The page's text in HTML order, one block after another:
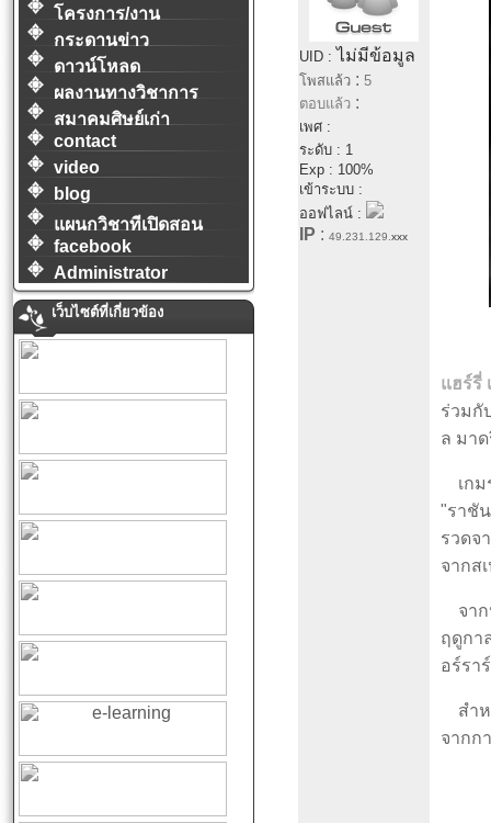
โครงการ/งาน
กระดานข่าว
ดาวน์โหลด
ผลงานทางวิชาการ
สมาคมศิษย์เก่า
contact
video
blog
แผนกวิชาทีเปิดสอน
facebook
Administrator
เว็บไซต์ที่เกี่ยวข้อง
UID : ไม่มีข้อมูล
โพสแล้ว : 5
ตอบแล้ว :
เพศ :
ระดับ : 1
Exp : 100%
เข้าระบบ :
ออฟไลน์ :
IP : 49.231.129. xxx
แฮร์รี่
ร่วมกั
ล มา
เกม
"ราชั
รวดจ
จากส
จาก
ฤดูกา
อร์รา
สำห
จากก